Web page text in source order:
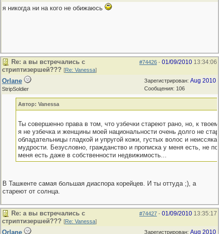
я никогда ни на кого не обижаюсь
#74426 - 01/09/2010 13:34:06
Re: а вы встречались с
стриптизершей??? [Re: Vanessa]
Зарегистрирован: Aug 2010
Сообщения: 106
Orlane
StripSoldier
Автор: Vanessa
Ты совершенно права в том, что узбечки стареют рано, но, к
я не узбечка и женщины моей национальности очень долго не
обладательницы гладкой и упругой кожи, густых волос и
мудрости. Безусловно, гражданство и прописка у меня есть, не
меня есть даже в собственности недвижимость...
В Ташкенте самая большая диаспора корейцев. И ты оттуда ;), а
стареют от солнца.
#74427 - 01/09/2010 13:35:17
Re: а вы встречались с
стриптизершей??? [Re: Vanessa]
Зарегистрирован: Aug 2010
Orlane